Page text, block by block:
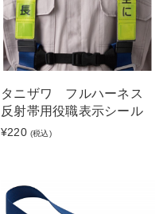
タニザワ フルハーネス
反射帯用役職表示シール
¥220 (税込)